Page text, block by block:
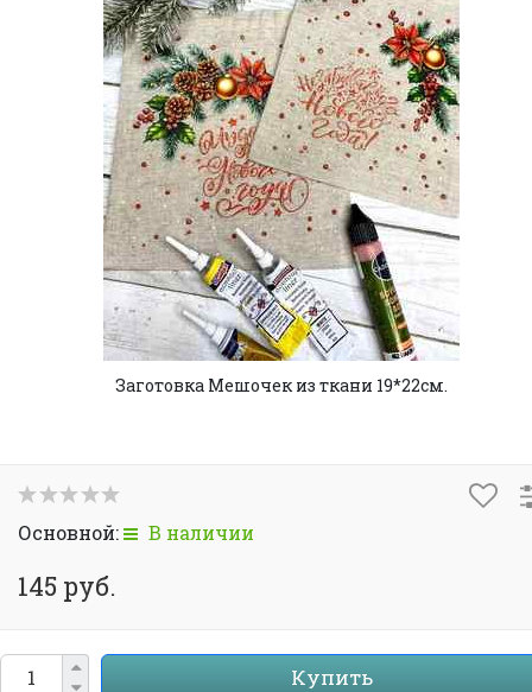
Заготовка Мешочек из ткани 19*22см.
Основной: В наличии
145 руб.
Купить